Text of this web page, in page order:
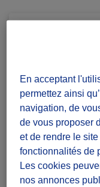
CBL REAGIR
Aide au
Diffuzeurs
En acceptant
permettez ainsi
navigation, de
de vous proposer
et de rendre le
fonctionnalités de
Les cookies
nos annonces